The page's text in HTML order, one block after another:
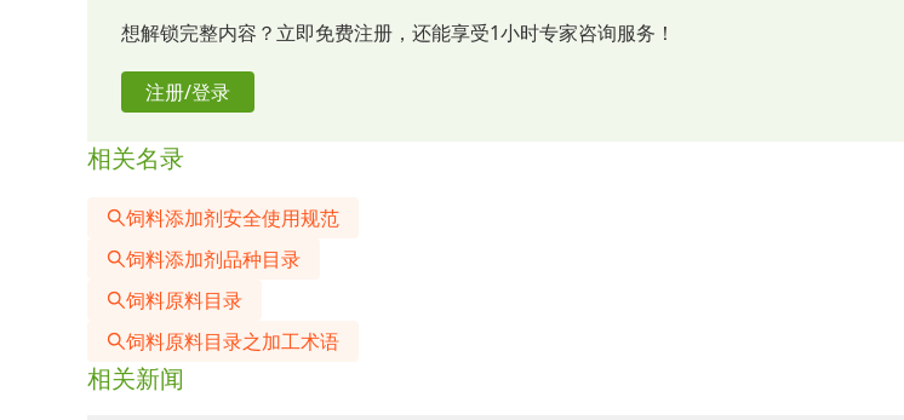
想解锁完整内容？立即免费注册，还能享受1小时专家咨询服务！
注册/登录
近期，欧盟委员会要求EFSA评估甘油（E 422）在冰沙饮料和脱醇葡萄酒中的急性暴露风险
限。
本次急性暴露评估基于单次摄入量进行，综合考虑了冰沙饮料中甘油的报告使用水平和分析
生非预期的药理作用。基于Wald和McLaurin（1982）的研究，专家组推导出单次摄入的甘油
将超过所有人群的ARfD。
相关名录
饲料添加剂安全使用规范
饲料添加剂品种目录
饲料原料目录
饲料原料目录之加工术语
相关新闻